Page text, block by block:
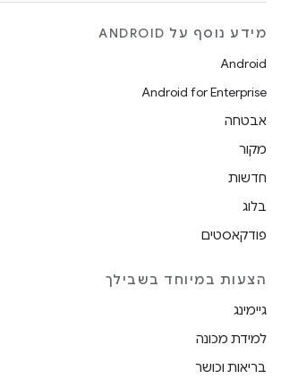
מידע נוסף על ANDROID
Android
Android for Enterprise
אבטחה
מקור
חדשות
בלוג
פודקאסטים
הצעות במיוחד בשבילך
גיימינג
למידת מכונה
בריאות וכושר